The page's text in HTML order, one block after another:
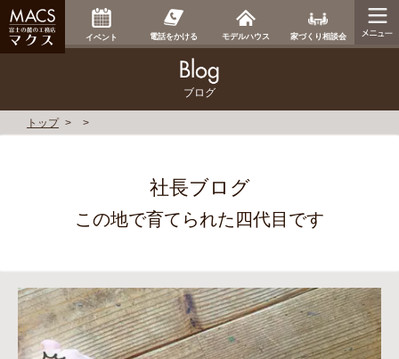
イベント 電話をかける モデルハウス 家づくり相談会
ブログ
トップ
社長ブログ
この地で育てられた四代目です